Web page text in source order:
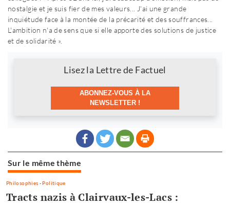
nostalgie et je suis fier de mes valeurs... J'ai une grande
inquiétude face à la montée de la précarité et des souffrances...
L'ambition n'a de sens que si elle apporte des solutions de justice
et de solidarité ».
Lisez la Lettre de Factuel
ABONNEZ-VOUS À LA
NEWSLETTER !
Sur le même thème
Philosophies - Politique
Tracts nazis à Clairvaux-les-Lacs :